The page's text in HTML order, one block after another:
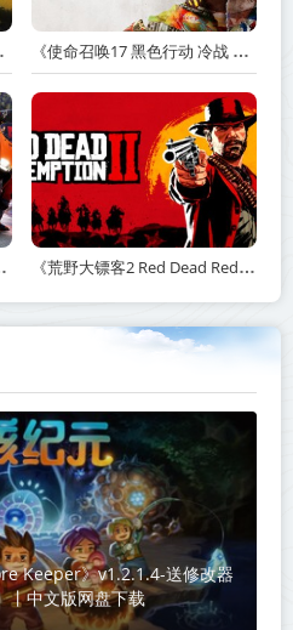
版网盘下载 《使命召唤17 黑色行动 冷战 Call of Duty: Black Ops Cold War》v1.34.1.15931218-全DLC+送修改器丨中文版网盘下载
中文版网盘下载 《荒野大镖客2 Red Dead Redemption 2》v1491.50-打包mod+送修改器丨中文版网盘下载
Keeper》v1.2.1.4-送修改器
丨中文版网盘下载